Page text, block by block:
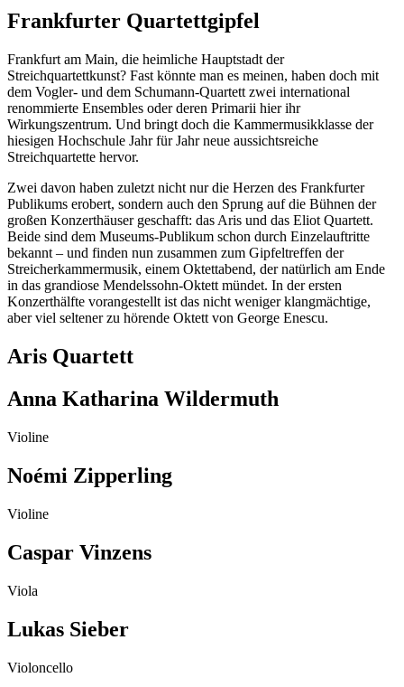
Frankfurter Quartettgipfel
Frankfurt am Main, die heimliche Hauptstadt der
Streichquartettkunst? Fast könnte man es meinen, haben doch mit
dem Vogler- und dem Schumann-Quartett zwei international
renommierte Ensembles oder deren Primarii hier ihr
Wirkungszentrum. Und bringt doch die Kammermusikklasse der
hiesigen Hochschule Jahr für Jahr neue aussichtsreiche
Streichquartette hervor.
Zwei davon haben zuletzt nicht nur die Herzen des Frankfurter
Publikums erobert, sondern auch den Sprung auf die Bühnen der
großen Konzerthäuser geschafft: das Aris und das Eliot Quartett.
Beide sind dem Museums-Publikum schon durch Einzelauftritte
bekannt – und finden nun zusammen zum Gipfeltreffen der
Streicherkammermusik, einem Oktettabend, der natürlich am Ende
in das grandiose Mendelssohn-Oktett mündet. In der ersten
Konzerthälfte vorangestellt ist das nicht weniger klangmächtige,
aber viel seltener zu hörende Oktett von George Enescu.
Aris Quartett
Anna Katharina Wildermuth
Violine
Noémi Zipperling
Violine
Caspar Vinzens
Viola
Lukas Sieber
Violoncello